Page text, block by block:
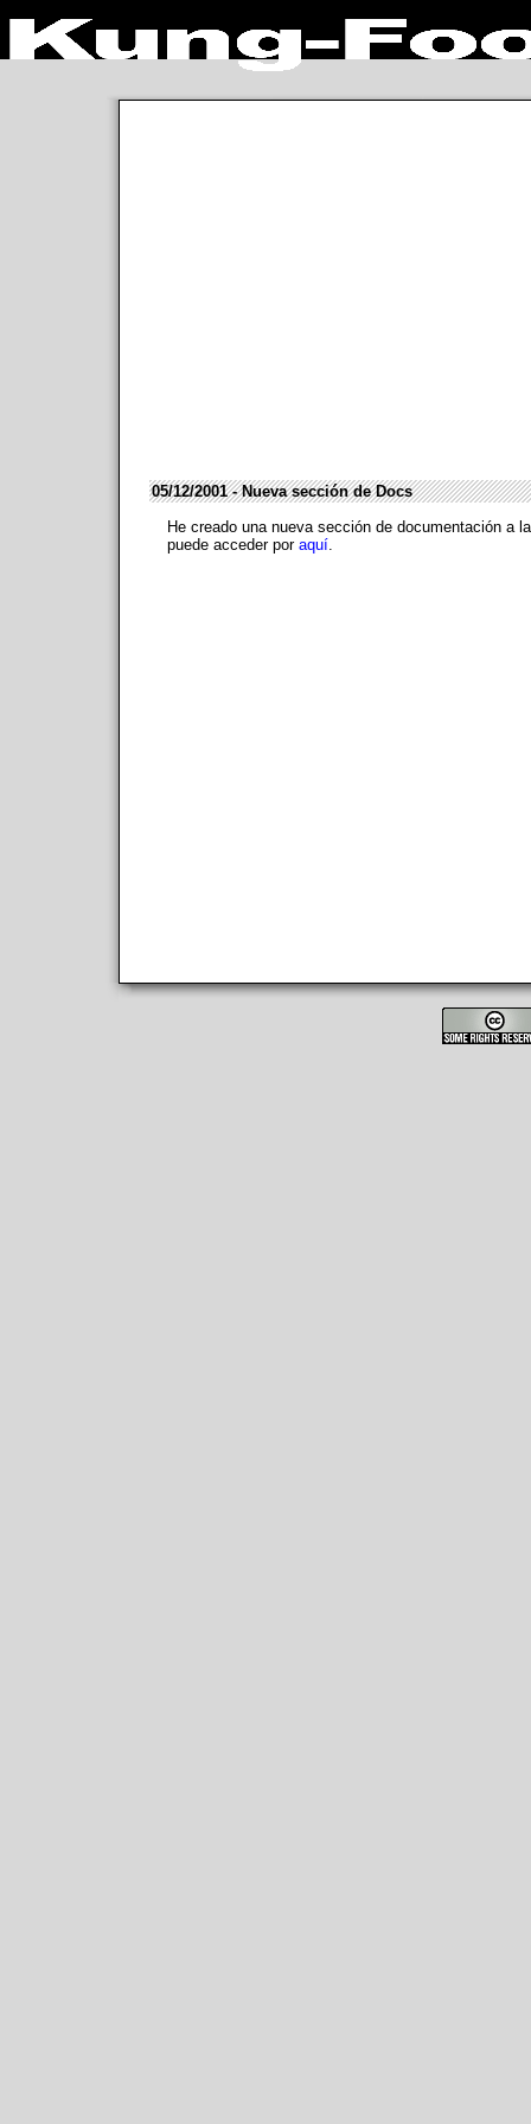
05/12/2001 - Nueva sección de Docs
He creado una nueva sección de documentación a
puede acceder por aquí.